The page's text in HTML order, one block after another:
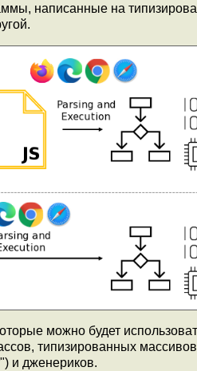
написанные на
можно будет
типизированных
и дженериков.